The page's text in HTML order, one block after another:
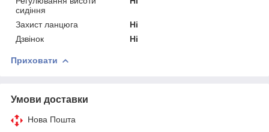
сидіння
Захист ланцюга
Ні
Дзвінок
Ні
Приховати
Умови доставки
Нова Пошта